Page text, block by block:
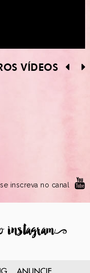
VÍDEOS
se inscreva no canal
instagram9